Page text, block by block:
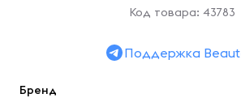
Код товара: 43783
Поддержка
Бренд